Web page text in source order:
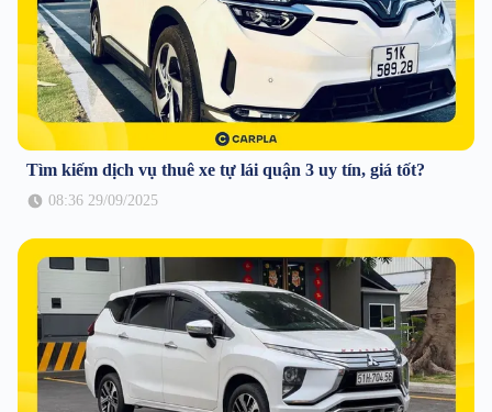
Tìm kiếm dịch vụ thuê xe tự lái quận 3 uy tín, giá tốt?
08:36 29/09/2025